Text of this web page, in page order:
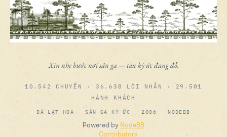
Xin nhẹ bước nơi sân ga — tàu ký ức đang đỗ.
10.542 CHUYẾN · 36.638 LỜI NHẮN · 29.501
HÀNH KHÁCH
ĐÀ LẠT HOA · SÂN GA KÝ ỨC · 2006 · NODEBB
Powered by NodeBB
Contributors